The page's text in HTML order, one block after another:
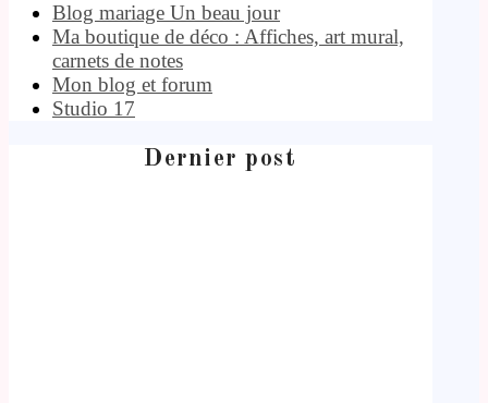
Blog mariage Un beau jour
Ma boutique de déco : Affiches, art mural,
carnets de notes
Mon blog et forum
Studio 17
Dernier post